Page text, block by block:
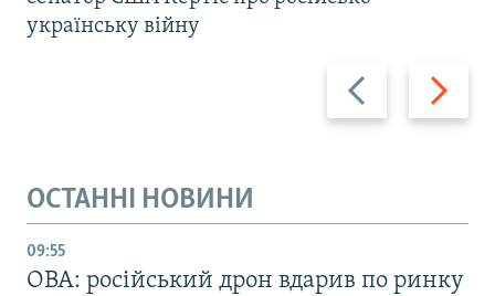
Назад Вперед
українську війну
ОСТАННІ НОВИНИ
09:55
ОВА: російський дрон вдарив по ринку